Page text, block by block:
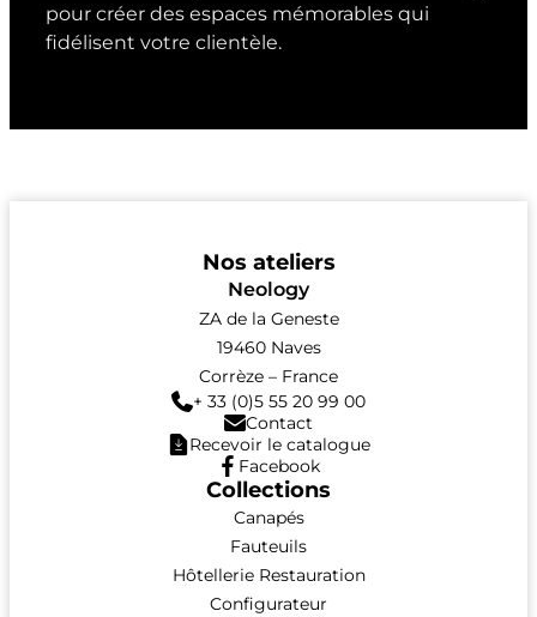
pour créer des espaces mémorables qui
fidélisent votre clientèle.
Nos ateliers
Neology
ZA de la Geneste
19460 Naves
Corrèze – France
+ 33 (0)5 55 20 99 00
Contact
Recevoir le catalogue
Facebook
Collections
Canapés
Fauteuils
Hôtellerie Restauration
Configurateur